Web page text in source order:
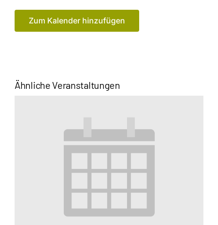
Zum Kalender hinzufügen
Ähnliche Veranstaltungen